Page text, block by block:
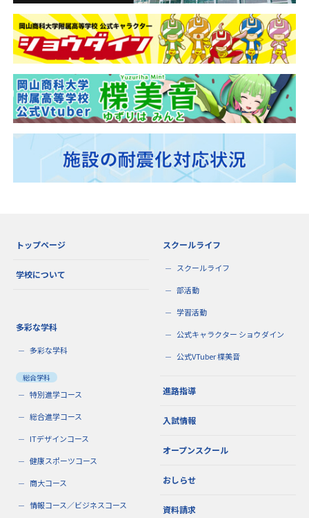
トップページ
学校について
多彩な学科
多彩な学科
総合学科
特別進学コース
総合進学コース
ITデザインコース
健康スポーツコース
商大コース
情報コース／ビジネスコース
スクールライフ
スクールライフ
部活動
学習活動
公式キャラクター ショウダイン
公式VTuber 楪美音
進路指導
入試情報
オープンスクール
おしらせ
資料請求